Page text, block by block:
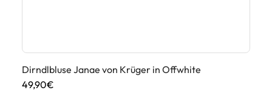
Dirndlbluse Janae von Krüger in Offwhite
49,90€